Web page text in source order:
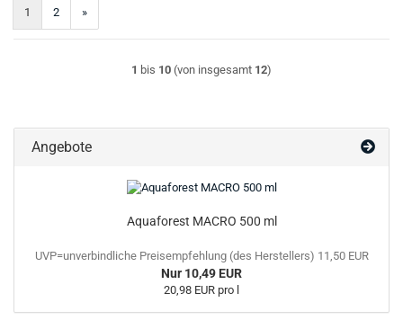
1 2 »
1 bis 10 (von insgesamt 12)
Angebote
Aquaforest MACRO 500 ml
UVP=unverbindliche Preisempfehlung (des Herstellers) 11,50 EUR
Nur 10,49 EUR
20,98 EUR pro l